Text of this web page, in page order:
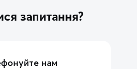
запитання?
нам